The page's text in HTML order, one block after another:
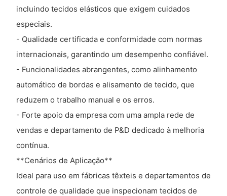
incluindo tecidos elásticos que exigem cuidados
especiais.
- Qualidade certificada e conformidade com normas
internacionais, garantindo um desempenho confiável.
- Funcionalidades abrangentes, como alinhamento
automático de bordas e alisamento de tecido, que
reduzem o trabalho manual e os erros.
- Forte apoio da empresa com uma ampla rede de
vendas e departamento de P&D dedicado à melhoria
contínua.
**Cenários de Aplicação**
Ideal para uso em fábricas têxteis e departamentos de
controle de qualidade que inspecionam tecidos de